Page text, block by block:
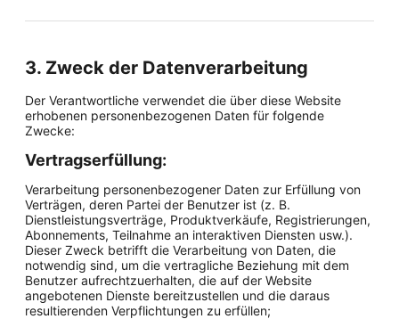
3. Zweck der Datenverarbeitung
Der Verantwortliche verwendet die über diese Website
erhobenen personenbezogenen Daten für folgende
Zwecke:
Vertragserfüllung:
Verarbeitung personenbezogener Daten zur Erfüllung von
Verträgen, deren Partei der Benutzer ist (z. B.
Dienstleistungsverträge, Produktverkäufe, Registrierungen,
Abonnements, Teilnahme an interaktiven Diensten usw.).
Dieser Zweck betrifft die Verarbeitung von Daten, die
notwendig sind, um die vertragliche Beziehung mit dem
Benutzer aufrechtzuerhalten, die auf der Website
angebotenen Dienste bereitzustellen und die daraus
resultierenden Verpflichtungen zu erfüllen;